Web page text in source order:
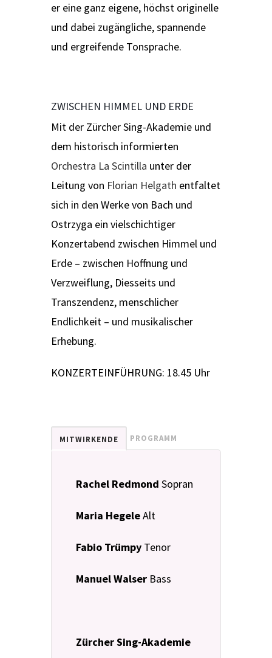
er eine ganz eigene, höchst originelle
und dabei zugängliche, spannende
und ergreifende Tonsprache.
ZWISCHEN HIMMEL UND ERDE
Mit der Zürcher Sing-Akademie und
dem historisch informierten
Orchestra La Scintilla unter der
Leitung von Florian Helgath entfaltet
sich in den Werke von Bach und
Ostrzyga ein vielschichtiger
Konzertabend zwischen Himmel und
Erde – zwischen Hoffnung und
Verzweiflung, Diesseits und
Transzendenz, menschlicher
Endlichkeit – und musikalischer
Erhebung.
KONZERTEINFÜHRUNG: 18.45 Uhr
MITWIRKENDE PROGRAMM
Rachel Redmond Sopran
Maria HegeleAlt
Fabio Trümpy Tenor
Manuel Walser Bass
Zürcher Sing-Akademie